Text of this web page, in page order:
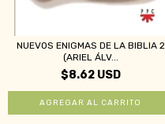
NUEVOS ENIGMAS DE LA BIBLIA 2
(ARIEL ÁLV...
$8.62 USD